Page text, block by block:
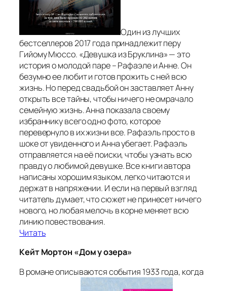
Один из лучших
бестселлеров 2017 года принадлежит перу
Гийому Мюссо. «Девушка из Бруклина» — это
история о молодой паре – Рафаэле и Анне. Он
безумно ее любит и готов прожить с ней всю
жизнь. Но перед свадьбой он заставляет Анну
открыть все тайны, чтобы ничего не омрачало
семейную жизнь. Анна показала своему
избраннику всего одно фото, которое
перевернуло в их жизни все. Рафаэль просто в
шоке от увиденного и Анна убегает. Рафаэль
отправляется на её поиски, чтобы узнать всю
правду о любимой девушке. Все книги автора
написаны хорошим языком, легко читаются и
держат в напряжении. И если на первый взгляд
читатель думает, что сюжет не принесет ничего
нового, но любая мелочь в корне меняет всю
линию повествования.
Читать
Кейт Мортон «Дом у озера»
В романе описываются события 1933 года, когда